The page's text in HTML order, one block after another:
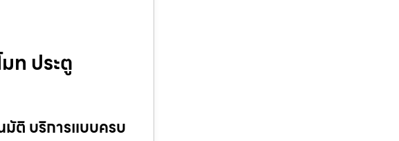
ท ประตู
มัติ บริการแบบครบ